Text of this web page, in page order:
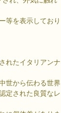
等を表示しており
れたイタリアンナ
世から伝わる世界
定された良質なレ